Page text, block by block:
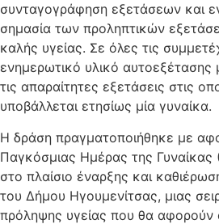
συνταγογράφηση εξετάσεων και
σημασία των προληπτικών
καλής υγείας. Σε όλες τις
ενημερωτικό υλικό αυτοεξέτασης
τις απαραίτητες εξετάσεις στις
υποβάλλεται ετησίως μία γυναίκα.
Η δράση πραγματοποιήθηκε με
Παγκόσμιας Ημέρας της Γυναίκας
στο πλαίσιο έναρξης και
του Δήμου Ηγουμενίτσας, μιας
πρόληψης υγείας που θα αφορούν